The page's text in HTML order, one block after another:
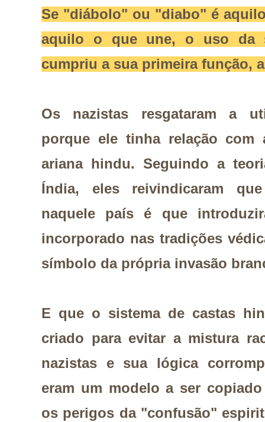
Se "diábolo" ou "diabo" é
aquilo o que une, o uso da
cumpriu a sua primeira função,
Os nazistas resgataram a
porque ele tinha relação com
ariana hindu. Seguindo a
Índia, eles reivindicaram
naquele país é que
incorporado nas tradições
símbolo da própria invasão
E que o sistema de castas
criado para evitar a mistura
nazistas e sua lógica
eram um modelo a ser
os perigos da "confusão"